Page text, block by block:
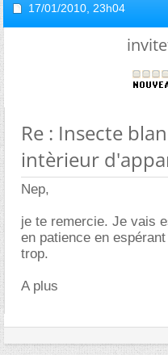
17/01/2010, 23h04
Re : Insecte
intèrieur
Nep,
je te remercie. Je vais
en patience en
trop.
A plus